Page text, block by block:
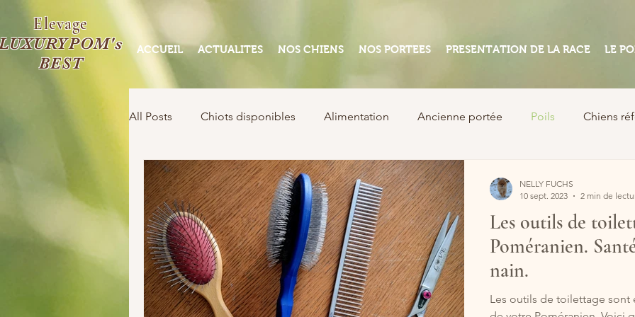
ACCUEIL ACTUALITES NOS CHIENS NOS PORTEES PRESENTATION DE LA RACE LE
Elevage
BEST
All Posts Chiots disponibles Alimentation Ancienne portée Poils Chiens
Chiots disponibles
Les outils de
Poméranien.
nain.
Les outils de toilettage sont
NELLY FUCHS
10 sept. 2023
2 min de